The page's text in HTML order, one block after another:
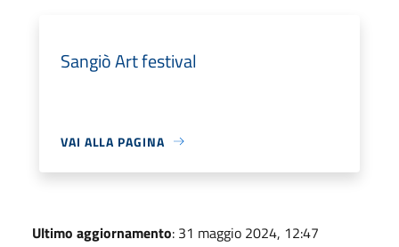
Sangiò Art festival
VAI ALLA PAGINA
Ultimo aggiornamento: 31 maggio 2024, 12:47